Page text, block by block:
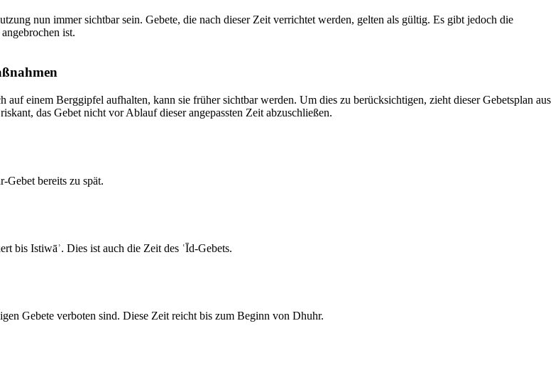
nun immer sichtbar sein. Gebete, die nach dieser Zeit verrichtet werden, gelten als gültig. Es gibt jedoch die
ist.
einem Berggipfel aufhalten, kann sie früher sichtbar werden. Um dies zu berücksichtigen, zieht dieser Gebetsplan aus
das Gebet nicht vor Ablauf dieser angepassten Zeit abzuschließen.
Gebet bereits zu spät.
bis Istiwāʾ. Dies ist auch die Zeit des ʿĪd-Gebets.
Gebete verboten sind. Diese Zeit reicht bis zum Beginn von Dhuhr.